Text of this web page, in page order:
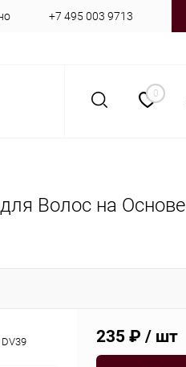
+7 495 003 9713
0
Волос на Основе
DV39 235 ₽ / шт